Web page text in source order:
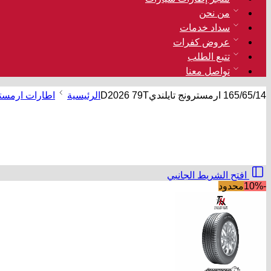
من نحن
سداد خدمات
عروض كفرات
تتبع الطلب
تواصل معنا
165/65/14 ارمسترونج تايلنديD2026 79T الرئيسية اطارات
افتح الشريط الجانبي
-10%
محدود